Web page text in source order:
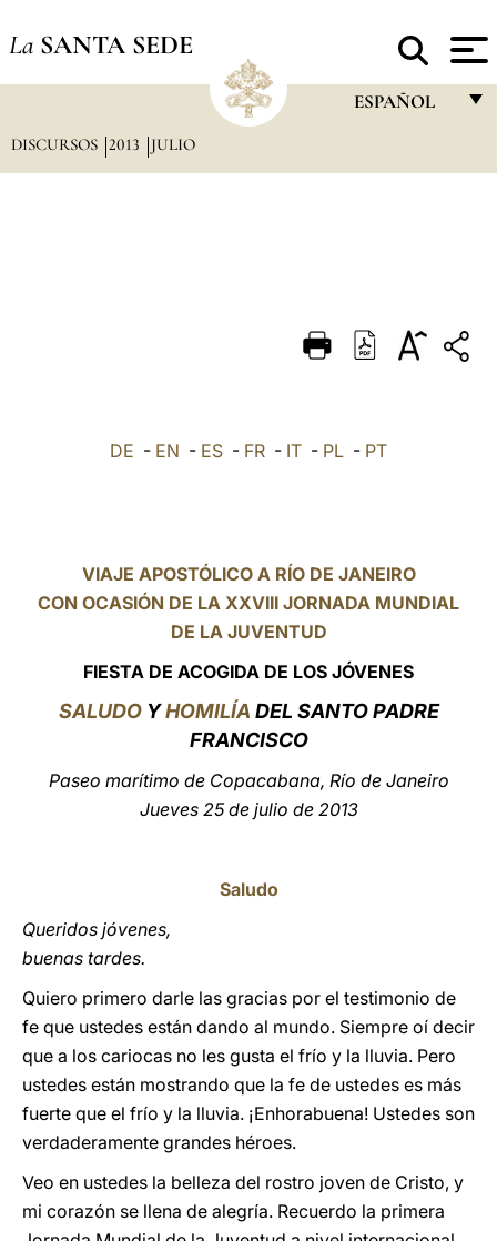
La SANTA SEDE
ESPAÑOL
DEUTSCH
العربيّة
DISCURSOS 2013 JULIO
DE - EN - ES - FR - IT - PL - PT
VIAJE APOSTÓLICO A RÍO DE JANEIRO
CON OCASIÓN DE LA XXVIII JORNADA MUNDIAL
DE LA JUVENTUD
FIESTA DE ACOGIDA DE LOS JÓVENES
SALUDO YHOMILÍA DEL SANTO PADRE
FRANCISCO
Paseo marítimo de Copacabana, Río de Janeiro
Jueves 25 de julio de 2013
Saludo
Queridos jóvenes,
buenas tardes.
Quiero primero darle las gracias por el testimonio de
fe que ustedes están dando al mundo. Siempre oí decir
que a los cariocas no les gusta el frío y la lluvia. Pero
ustedes están mostrando que la fe de ustedes es más
fuerte que el frío y la lluvia. ¡Enhorabuena! Ustedes son
verdaderamente grandes héroes.
Veo en ustedes la belleza del rostro joven de Cristo, y
mi corazón se llena de alegría. Recuerdo la primera